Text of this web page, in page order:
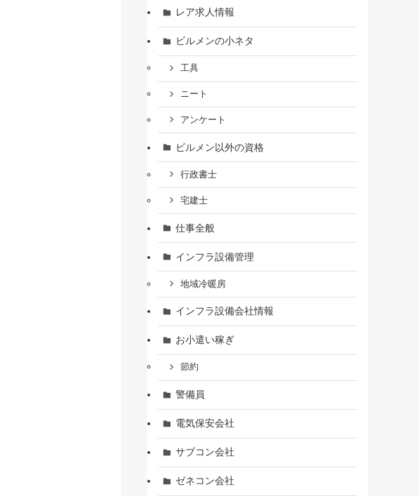
レア求人情報
ビルメンの小ネタ
工具
ニート
アンケート
ビルメン以外の資格
行政書士
宅建士
仕事全般
インフラ設備管理
地域冷暖房
インフラ設備会社情報
お小遣い稼ぎ
節約
警備員
電気保安会社
サブコン会社
ゼネコン会社